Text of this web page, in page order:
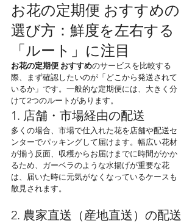
お花の定期便 おすすめの
選び方：鮮度を左右する
「ルート」に注目
お花の定期便 おすすめのサービスを比較する
際、まず確認したいのが「どこから発送されて
いるか」です。一般的な定期便には、大きく分
けて2つのルートがあります。
1. 店舗・市場経由の配送
多くの場合、市場で仕入れた花を店舗や配送セ
ンターでパッキングして届けます。幅広い花材
が揃う反面、収穫からお届けまでに時間がかか
るため、ガーベラのような水揚げが重要な花
は、届いた時に元気がなくなっているケースも
散見されます。
2. 農家直送（産地直送）の配送